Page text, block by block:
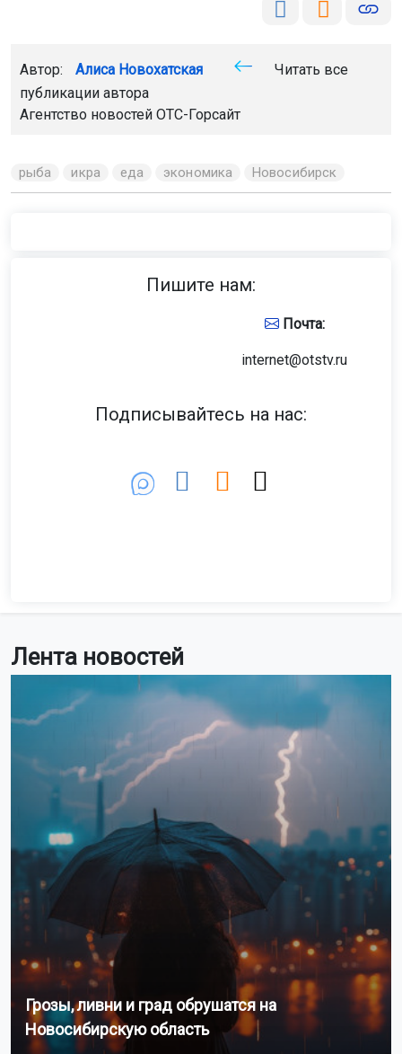
Лента новостей
Грозы, ливни и град обрушатся на
Новосибирскую область
Автор: Алиса Новохатская
Читать все
публикации автора
Агентство новостей ОТС-Горсайт
рыба икра еда экономика Новосибирск
Пишите нам:
Почта:
internet@otstv.ru
Подписывайтесь на нас: